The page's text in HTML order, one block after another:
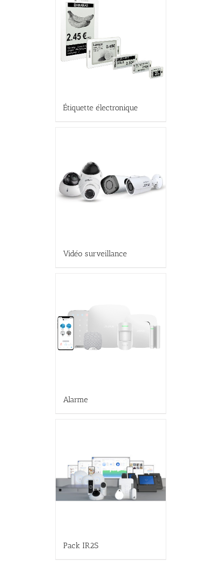
Étiquette électronique
Vidéo surveillance
Alarme
Pack IR2S